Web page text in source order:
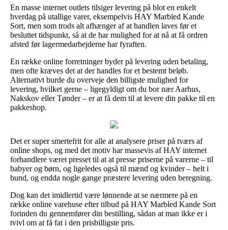
En masse internet outlets tilsiger levering på blot en enkelt
hverdag på utallige varer, eksempelvis HAY Marbled Kande
Sort, men som trods alt afhænger af at handlen laves før et
besluttet tidspunkt, så at de har mulighed for at nå at få ordren
afsted før lagermedarbejderne har fyraften.
En række online forretninger byder på levering uden betaling,
men ofte kræves det at der handles for et bestemt beløb.
Alternativt burde du overveje den billigste mulighed for
levering, hvilket gerne – ligegyldigt om du bor nær Aarhus,
Nakskov eller Tønder – er at få dem til at levere din pakke til en
pakkeshop.
Det er super smertefrit for alle at analysere priser på tværs af
online shops, og med det motiv har massevis af HAY internet
forhandlere været presset til at at presse priserne på varerne – til
babyer og børn, og ligeledes også til mænd og kvinder – helt i
bund, og endda nogle gange præstere levering uden beregning.
Dog kan det imidlertid være lønnende at se nærmere på en
række online varehuse efter tilbud på HAY Marbled Kande Sort
forinden du gennemfører din bestilling, sådan at man ikke er i
tvivl om at få fat i den prisbilligste pris.